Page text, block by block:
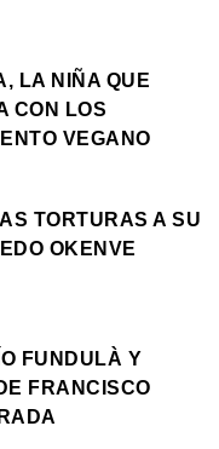
LA NIÑA QUE
CON LOS
VEGANO
TORTURAS A SU
OKENVE
FUNDULÀ Y
FRANCISCO